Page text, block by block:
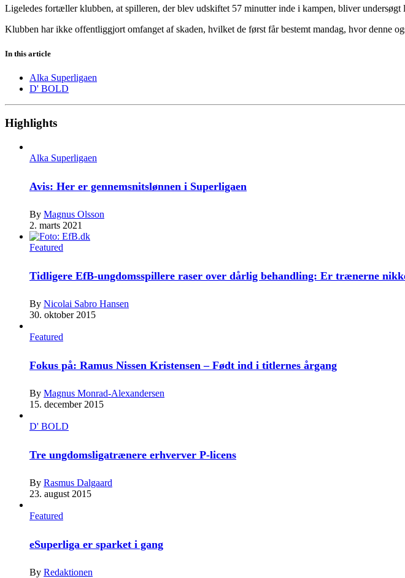
Ligeledes fortæller klubben, at spilleren, der blev udskiftet 57 minutter inde i kampen, bliver undersøgt
Klubben har ikke offentliggjort omfanget af skaden, hvilket de først får bestemt mandag, hvor denne
In this article
Alka Superligaen
D' BOLD
Highlights
Alka Superligaen
Avis: Her er gennemsnitslønnen i Superligaen
By Magnus Olsson
2. marts 2021
Featured
Tidligere EfB-ungdomsspillere raser over dårlig behandling: Er trænerne
By Nicolai Sabro Hansen
30. oktober 2015
Featured
Fokus på: Ramus Nissen Kristensen – Født ind i titlernes årgang
By Magnus Monrad-Alexandersen
15. december 2015
D' BOLD
Tre ungdomsligatrænere erhverver P-licens
By Rasmus Dalgaard
23. august 2015
Featured
eSuperliga er sparket i gang
By Redaktionen